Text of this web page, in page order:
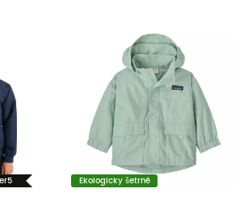
Ekologicky šetrné